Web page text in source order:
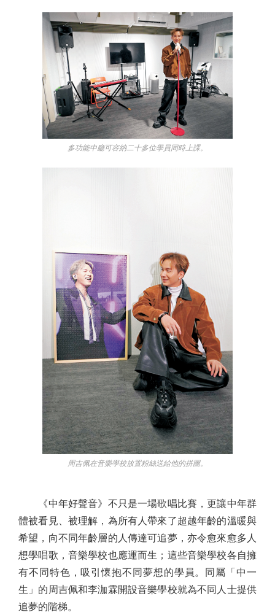
多功能中廳可容納二十多位學員同時上課。
周吉佩在音樂學校放置粉絲送給他的拼圖。
《中年好聲音》不只是一場歌唱比賽，更讓中年群
體被看見、被理解，為所有人帶來了超越年齡的溫暖與
希望，向不同年齡層的人傳達可追夢，亦令愈來愈多人
想學唱歌，音樂學校也應運而生；這些音樂學校各自擁
有不同特色，吸引懷抱不同夢想的學員。同屬「中一
生」的周吉佩和李泇霖開設音樂學校就為不同人士提供
追夢的階梯。